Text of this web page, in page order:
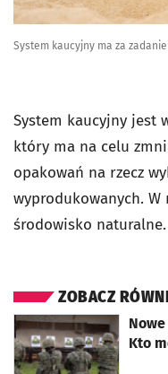
System kaucyjny ma za
System kaucyjny jest
który ma na celu
opakowań na rzecz
wyprodukowanych. W
środowisko naturalne.
ZOBACZ
Kto
otworzy się w nowej karcie